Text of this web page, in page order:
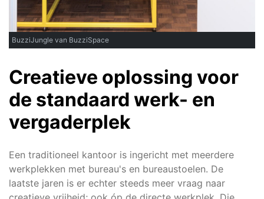
BuzziJungle van BuzziSpace
Creatieve oplossing voor
de standaard werk- en
vergaderplek
Een traditioneel kantoor is ingericht met meerdere
werkplekken met bureau's en bureaustoelen. De
laatste jaren is er echter steeds meer vraag naar